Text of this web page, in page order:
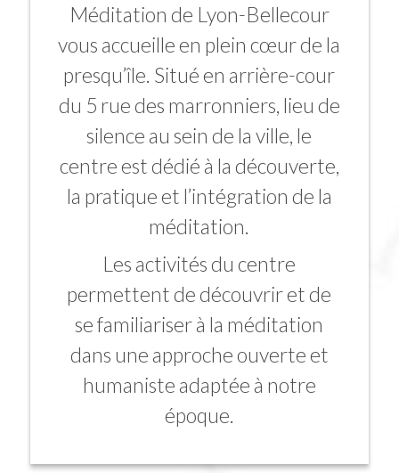
Méditation de Lyon-Bellecour
vous accueille en plein cœur de la
presqu’île. Situé en arrière-cour
du 5 rue des marronniers, lieu de
silence au sein de la ville, le
centre est dédié à la découverte,
la pratique et l’intégration de la
méditation.
Les activités du centre
permettent de découvrir et de
se familiariser à la méditation
dans une approche ouverte et
humaniste adaptée à notre
époque.